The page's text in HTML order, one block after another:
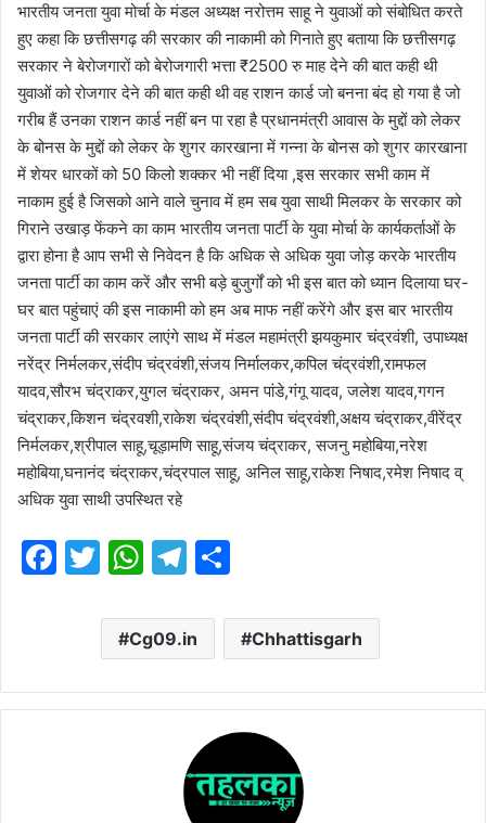
भारतीय जनता युवा मोर्चा के मंडल अध्यक्ष नरोत्तम साहू ने युवाओं को संबोधित करते
हुए कहा कि छत्तीसगढ़ की सरकार की नाकामी को गिनाते हुए बताया कि छत्तीसगढ़
सरकार ने बेरोजगारों को बेरोजगारी भत्ता ₹2500 रु माह देने की बात कही थी
युवाओं को रोजगार देने की बात कही थी वह राशन कार्ड जो बनना बंद हो गया है जो
गरीब हैं उनका राशन कार्ड नहीं बन पा रहा है प्रधानमंत्री आवास के मुद्दों को लेकर
के बोनस के मुद्दों को लेकर के शुगर कारखाना में गन्ना के बोनस को शुगर कारखाना
में शेयर धारकों को 50 किलो शक्कर भी नहीं दिया ,इस सरकार सभी काम में
नाकाम हुई है जिसको आने वाले चुनाव में हम सब युवा साथी मिलकर के सरकार को
गिराने उखाड़ फेंकने का काम भारतीय जनता पार्टी के युवा मोर्चा के कार्यकर्ताओं के
द्वारा होना है आप सभी से निवेदन है कि अधिक से अधिक युवा जोड़ करके भारतीय
जनता पार्टी का काम करें और सभी बड़े बुजुर्गों को भी इस बात को ध्यान दिलाया घर-
घर बात पहुंचाएं की इस नाकामी को हम अब माफ नहीं करेंगे और इस बार भारतीय
जनता पार्टी की सरकार लाएंगे साथ में मंडल महामंत्री झयकुमार चंद्रवंशी, उपाध्यक्ष
नरेंद्र निर्मलकर,संदीप चंद्रवंशी,संजय निर्मालकर,कपिल चंद्रवंशी,रामफल
यादव,सौरभ चंद्राकर,युगल चंद्राकर, अमन पांडे,गंगू यादव, जलेश यादव,गगन
चंद्राकर,किशन चंद्रवशी,राकेश चंद्रवंशी,संदीप चंद्रवंशी,अक्षय चंद्राकर,वीरेंद्र
निर्मलकर,श्रीपाल साहू,चूड़ामणि साहू,संजय चंद्राकर, सजनु महोबिया,नरेश
महोबिया,घनानंद चंद्राकर,चंद्रपाल साहू, अनिल साहू,राकेश निषाद,रमेश निषाद व्
अधिक युवा साथी उपस्थित रहे
F
b
T
itt
er
W
at
s
A
T
e
gr
a
m
ar
e
Cg09.in Chhattisgarh